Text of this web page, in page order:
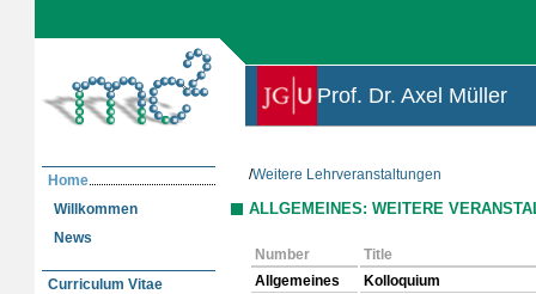
Prof. Dr. Axel Müller
Home
Willkommen
News
Curriculum Vitae
/Weitere Lehrveranstaltungen
ALLGEMEINES: WEITERE
Number
Title
Allgemeines
Kolloquium